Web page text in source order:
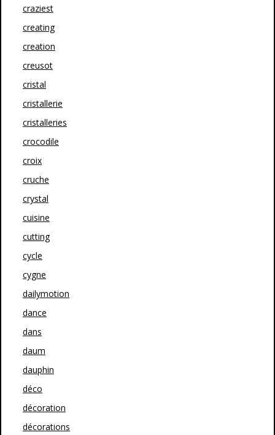
craziest
creating
creation
creusot
cristal
cristallerie
cristalleries
crocodile
croix
cruche
crystal
cuisine
cutting
cycle
cygne
dailymotion
dance
dans
daum
dauphin
déco
décoration
décorations